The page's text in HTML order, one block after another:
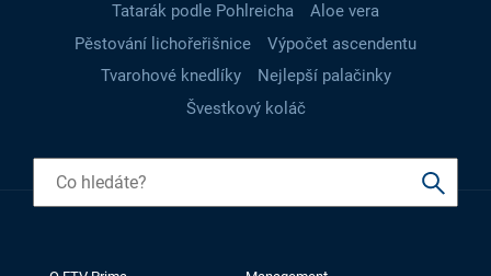
Tatarák podle Pohlreicha
Aloe vera
Pěstování lichořeřišnice
Výpočet ascendentu
Tvarohové knedlíky
Nejlepší palačinky
Švestkový koláč